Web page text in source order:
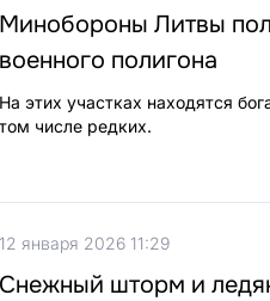
Минобороны Литвы
военного полигона
На этих участках находятся
том числе редких.
12 января 2026 11:29
Снежный шторм и